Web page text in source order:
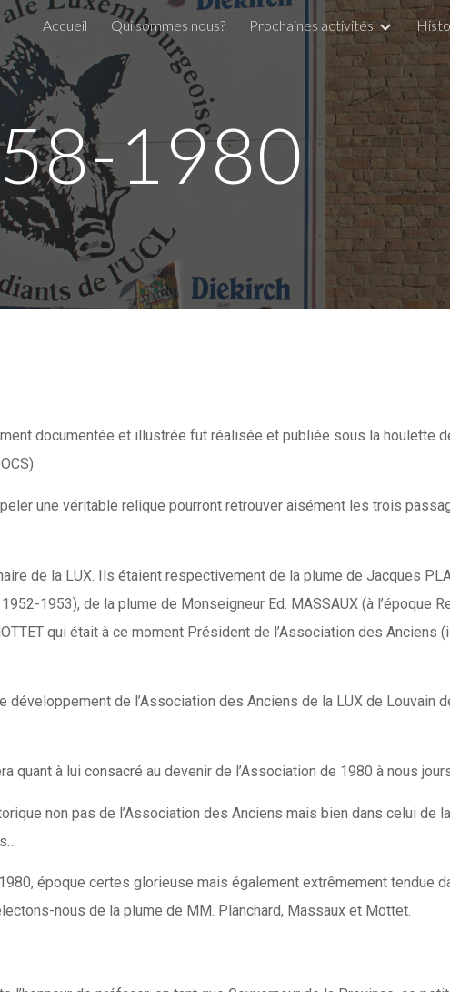
Skip to navigation
Accueil Qui sommes nous? Prochaines activités
1980
documentée et illustrée fut réalisée et publiée sous la houlette
une véritable relique pourront retrouver aisément les trois
de la LUX. Ils étaient respectivement de la plume de Jacques
1953), de la plume de Monseigneur Ed. MASSAUX (à l’époque
qui était à ce moment Président de l’Association des Anciens
de l’Association des Anciens de la LUX de Louvain
à lui consacré au devenir de l’Association de 1980 à nous
non pas de l’Association des Anciens mais bien dans celui de
époque certes glorieuse mais également extrêmement tendue
nous de la plume de MM. Planchard, Massaux et Mottet.